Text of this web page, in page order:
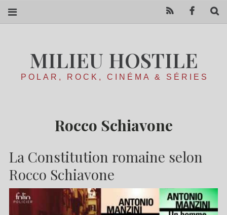
MILIEU HOSTILE
POLAR, ROCK, CINÉMA & SÉRIES
Rocco Schiavone
La Constitution romaine selon
Rocco Schiavone
RSS